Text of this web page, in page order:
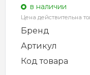
в наличии
Цена действительна
Бренд
Артикул
Код товара